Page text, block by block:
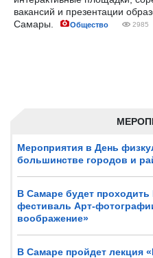
Мероприятия в День
большинстве городов и
В Самаре будет
фестиваль Арт-
воображение»
В Самаре пройдет лекция
вакансий и презентации
Самары.
Общество 2985